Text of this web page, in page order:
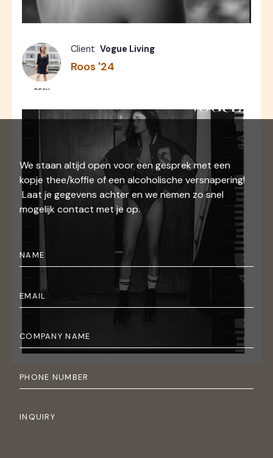
RESY
Client Vogue Living
Roos '24
We staan altijd open voor een gesprek met een
kopje thee/koffie of een alcoholische versnapering!
Laat je gegevens achter en we nemen zo snel
mogelijk contact met je op.